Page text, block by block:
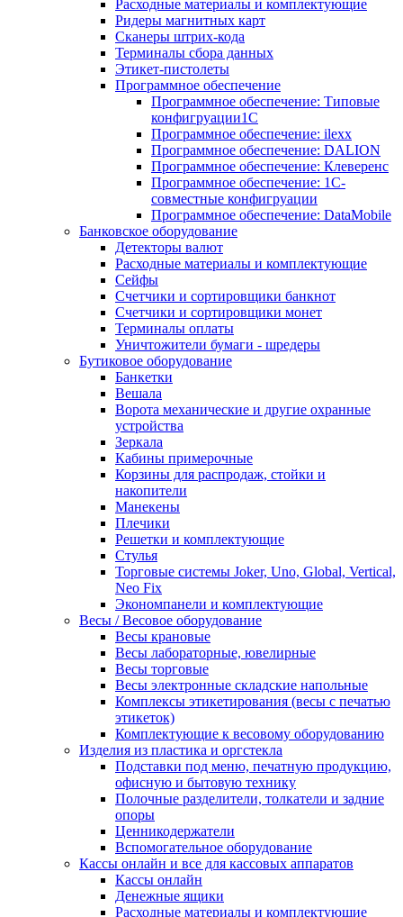
Расходные материалы и комплектующие
Ридеры магнитных карт
Сканеры штрих-кода
Терминалы сбора данных
Этикет-пистолеты
Программное обеспечение
Программное обеспечение: Типовые
конфигруации1С
Программное обеспечение: ilexx
Программное обеспечение: DALION
Программное обеспечение: Клеверенс
Программное обеспечение: 1С-
совместные конфигруации
Программное обеспечение: DataMobile
Банковское оборудование
Детекторы валют
Расходные материалы и комплектующие
Сейфы
Счетчики и сортировщики банкнот
Счетчики и сортировщики монет
Терминалы оплаты
Уничтожители бумаги - шредеры
Бутиковое оборудование
Банкетки
Вешала
Ворота механические и другие охранные
устройства
Зеркала
Кабины примерочные
Корзины для распродаж, стойки и
накопители
Манекены
Плечики
Решетки и комплектующие
Стулья
Торговые системы Joker, Uno, Global, Vertical,
Neo Fix
Экономпанели и комплектующие
Весы / Весовое оборудование
Весы крановые
Весы лабораторные, ювелирные
Весы торговые
Весы электронные складские напольные
Комплексы этикетирования (весы с печатью
этикеток)
Комплектующие к весовому оборудованию
Изделия из пластика и оргстекла
Подставки под меню, печатную продукцию,
офисную и бытовую технику
Полочные разделители, толкатели и задние
опоры
Ценникодержатели
Вспомогательное оборудование
Кассы онлайн и все для кассовых аппаратов
Кассы онлайн
Денежные ящики
Расходные материалы и комплектующие